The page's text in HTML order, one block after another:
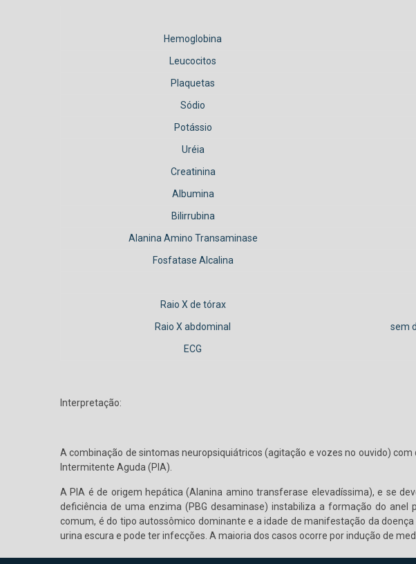
Hemoglobina
Leucocitos
Plaquetas
Sódio
Potássio
Uréia
Creatinina
Albumina
Bilirrubina
Alanina Amino Transaminase
Fosfatase Alcalina
Raio X de tórax
Raio X abdominal
sem
ECG
Interpretação:
A combinação de sintomas neuropsiquiátricos (agitação e vozes no ouvido)
Intermitente Aguda (PIA).
A PIA é de origem hepática (Alanina amino transferase elevadíssima), e se
deficiência de uma enzima (PBG desaminase) instabiliza a formação do
comum, é do tipo autossômico dominante e a idade de manifestação da
urina escura e pode ter infecções. A maioria dos casos ocorre por indução de